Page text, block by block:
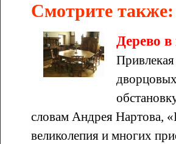
Смотрите также:
Дерево в
словам Андрея Нартова,
великолепия и многих